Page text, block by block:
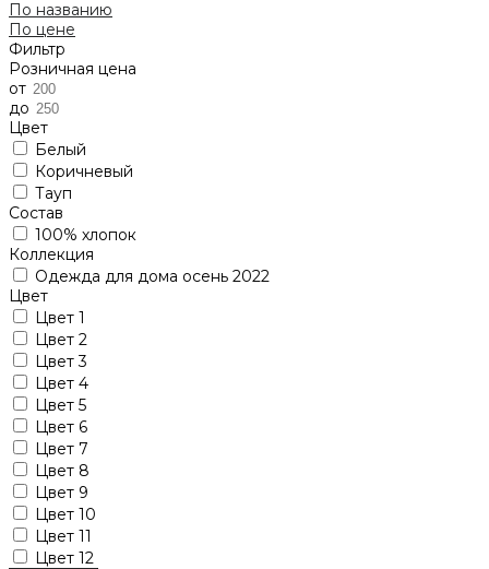
По названию
По цене
Фильтр
Розничная цена
от
до
Цвет
Белый
Коричневый
Тауп
Состав
100% хлопок
Коллекция
Одежда для дома осень 2022
Цвет
Цвет 1
Цвет 2
Цвет 3
Цвет 4
Цвет 5
Цвет 6
Цвет 7
Цвет 8
Цвет 9
Цвет 10
Цвет 11
Цвет 12